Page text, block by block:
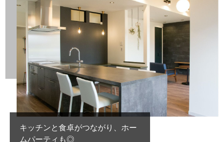
キッチンと食卓がつながり、ホー
ムパーティも◎